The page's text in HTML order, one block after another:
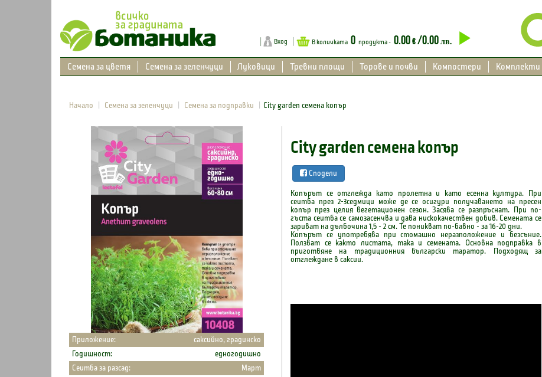
Вход В количката 0 продукта - 0.00€/0.00лв.
Семена за цветя Семена за зеленчуци Луковици Тревни площи Торове и почви Компостери Комплекти
Начало Семена за зеленчуци Семена за подправки City garden семена копър
Приложение:
саксийно, градинско
Годишност:
едногодишно
Сеитба за разсад:
Март
City garden семена копър
Сподели
Копърът се отглежда като пролетна и като есенна култура. При
сеитба през 2-3седмици може де се осигури получаването на пресен
копър през целия вегетационен сезон. Засява се разпръснат. При по-
гъста сеитба се самозасенчва и дава нискокачествен добив. Семената се
зариват на дълбочина 1,5 - 2 см. Те поникват по-бавно - за 16-20 дни.
Копърът се употребява при стомашно неразположение и безсъние.
Ползват се както листата, така и семената. Основна подправка в
приготвяне на традиционния български таратор. Подходящ за
отглеждане в саксии.